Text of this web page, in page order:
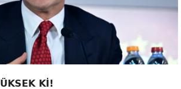
Kİ!